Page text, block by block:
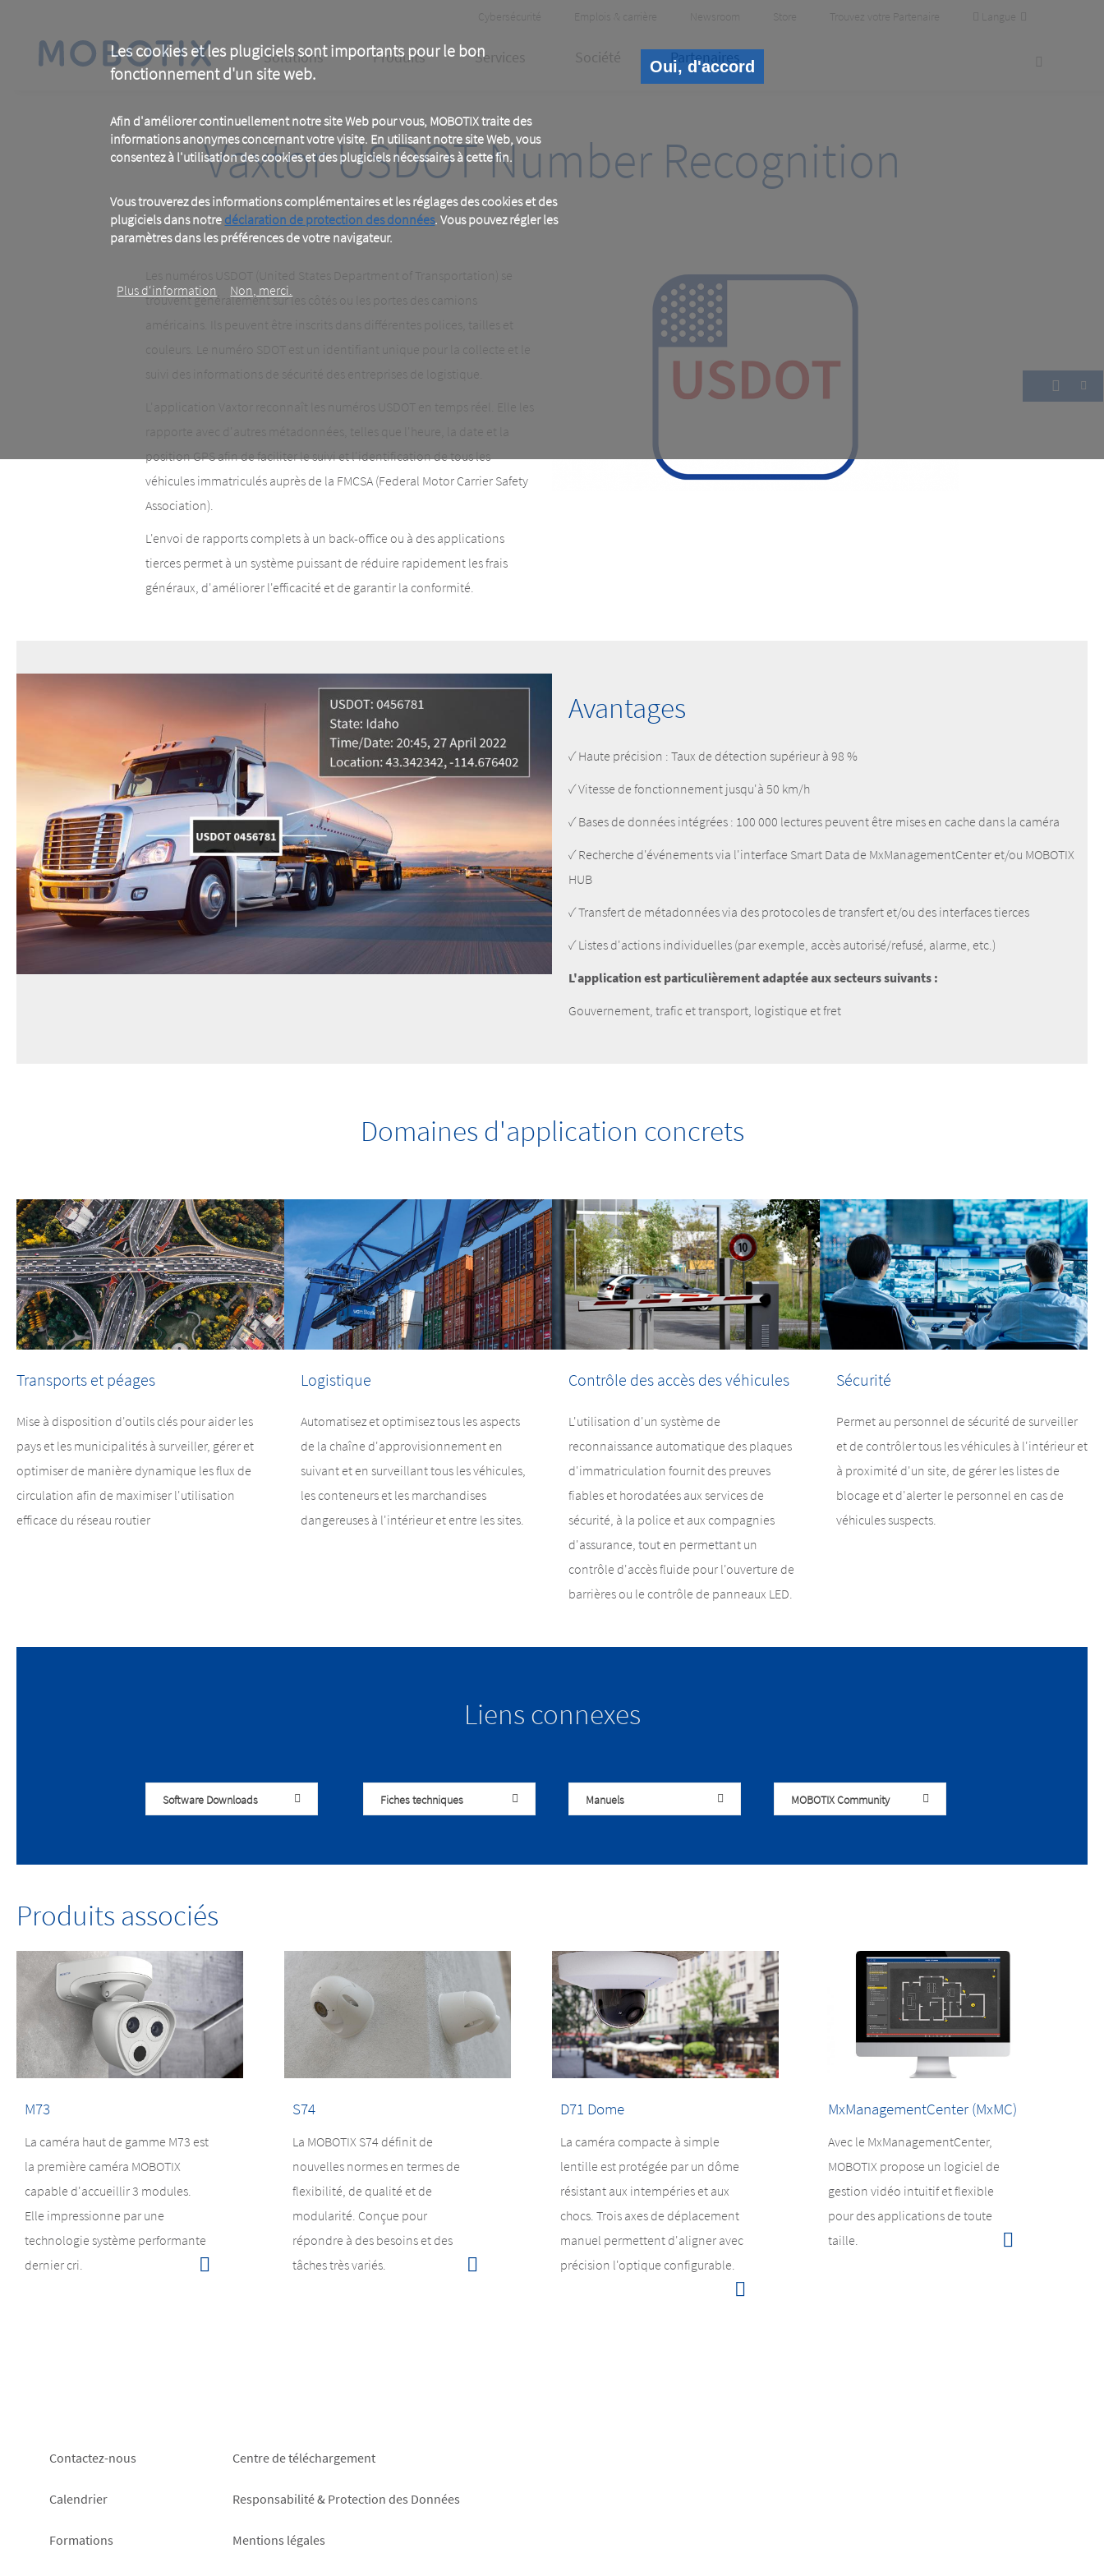
Les cookies et les plugiciels sont importants pour le bon
fonctionnement d'un site web.
Afin d'améliorer continuellement notre site Web pour vous, MOBOTIX traite des
informations anonymes concernant votre visite. En utilisant notre site Web, vous
consentez à l'utilisation des cookies et des plugiciels nécessaires à cette fin.
Vous trouverez des informations complémentaires et les réglages des cookies et des
plugiciels dans notre déclaration de protection des données. Vous pouvez régler les
paramètres dans les préférences de votre navigateur.
Plus d‘information Non, merci.
Oui, d'accord
content
Header
Meta
Cybersécurité Emplois & carrière Newsroom Store Trouvez votre Partenaire Langue
Main
navigation
Solutions Produits Services Société Partenaires
Vaxtor USDOT Number Recognition
Les numéros USDOT (United States Department of Transportation) se
trouvent généralement sur les côtés ou les portes des camions
américains. Ils peuvent être inscrits dans différentes polices, tailles et
couleurs. Le numéro SDOT est un identifiant unique pour la collecte et le
suivi des informations de sécurité des entreprises de logistique.
L'application Vaxtor reconnaît les numéros USDOT en temps réel. Elle les
rapporte avec d'autres métadonnées, telles que l'heure, la date et la
position GPS afin de faciliter le suivi et l'identification de tous les
véhicules immatriculés auprès de la FMCSA (Federal Motor Carrier Safety
Association).
L'envoi de rapports complets à un back-office ou à des applications
tierces permet à un système puissant de réduire rapidement les frais
généraux, d'améliorer l'efficacité et de garantir la conformité.
Avantages
✓ Haute précision : Taux de détection supérieur à 98 %
✓ Vitesse de fonctionnement jusqu'à 50 km/h
✓ Bases de données intégrées : 100 000 lectures peuvent être mises en cache dans la caméra
✓ Recherche d'événements via l'interface Smart Data de MxManagementCenter et/ou MOBOTIX
HUB
✓ Transfert de métadonnées via des protocoles de transfert et/ou des interfaces tierces
✓ Listes d'actions individuelles (par exemple, accès autorisé/refusé, alarme, etc.)
L'application est particulièrement adaptée aux secteurs suivants :
Gouvernement, trafic et transport, logistique et fret
Domaines d'application concrets
Transports et péages
Mise à disposition d'outils clés pour aider les
pays et les municipalités à surveiller, gérer et
optimiser de manière dynamique les flux de
circulation afin de maximiser l'utilisation
efficace du réseau routier
Logistique
Automatisez et optimisez tous les aspects
de la chaîne d'approvisionnement en
suivant et en surveillant tous les véhicules,
les conteneurs et les marchandises
dangereuses à l'intérieur et entre les sites.
Contrôle des accès des véhicules
L'utilisation d'un système de
reconnaissance automatique des plaques
d'immatriculation fournit des preuves
fiables et horodatées aux services de
sécurité, à la police et aux compagnies
d'assurance, tout en permettant un
contrôle d'accès fluide pour l'ouverture de
barrières ou le contrôle de panneaux LED.
Sécurité
Permet au personnel de sécurité de surveiller
et de contrôler tous les véhicules à l'intérieur et
à proximité d'un site, de gérer les listes de
blocage et d'alerter le personnel en cas de
véhicules suspects.
Liens connexes
Software Downloads Fiches techniques Manuels MOBOTIX Community
Produits associés
M73
La caméra haut de gamme M73 est
la première caméra MOBOTIX
capable d'accueillir 3 modules.
Elle impressionne par une
technologie système performante
dernier cri.
S74
La MOBOTIX S74 définit de
nouvelles normes en termes de
flexibilité, de qualité et de
modularité. Conçue pour
répondre à des besoins et des
tâches très variés.
D71 Dome
La caméra compacte à simple
lentille est protégée par un dôme
résistant aux intempéries et aux
chocs. Trois axes de déplacement
manuel permettent d'aligner avec
précision l'optique configurable.
MxManagementCenter (MxMC)
Avec le MxManagementCenter,
MOBOTIX propose un logiciel de
gestion vidéo intuitif et flexible
pour des applications de toute
taille.
Footer
left
Contactez-nous
Calendrier
Formations
Footer
right
Centre de téléchargement
Responsabilité & Protection des Données
Mentions légales